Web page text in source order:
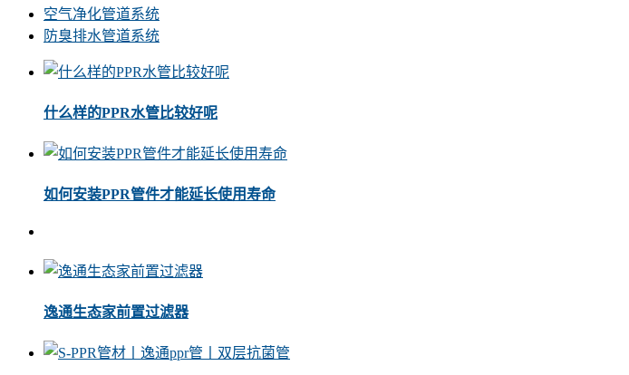
空气净化管道系统
防臭排水管道系统
什么样的PPR水管比较好呢
如何安装PPR管件才能延长使用寿命
逸通生态家前置过滤器